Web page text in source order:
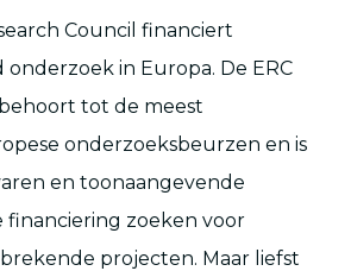
Council financiert
in Europa. De ERC
tot de meest
onderzoeksbeurzen en is
en toonaangevende
financiering zoeken voor
projecten. Maar liefst